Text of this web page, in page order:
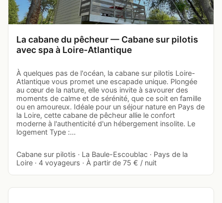
La cabane du pêcheur — Cabane sur pilotis
avec spa à Loire-Atlantique
À quelques pas de l'océan, la cabane sur pilotis Loire-
Atlantique vous promet une escapade unique. Plongée
au cœur de la nature, elle vous invite à savourer des
moments de calme et de sérénité, que ce soit en famille
ou en amoureux. Idéale pour un séjour nature en Pays de
la Loire, cette cabane de pêcheur allie le confort
moderne à l'authenticité d'un hébergement insolite. Le
logement Type :…
Cabane sur pilotis · La Baule-Escoublac · Pays de la
Loire · 4 voyageurs · À partir de 75 € / nuit